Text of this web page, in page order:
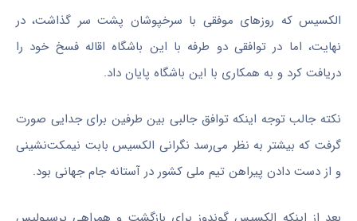
الکسیس که روز‌های موفقی با سرخپوشان پشت سر گذاشت، در
نهایت، اما در توافقی دو طرفه با این باشگاه اقاله فسخ خود را
دریافت کرد و به همکاری با این باشگاه پایان داد.
نکته جالب توجه اینکه توافق جالبی بین طرفین برای جدایی صورت
گرفت که بیشتر به نظر می‌رسد نگرانی الکسیس بابت نیمکت‌نشینی
و از دست دادن پیراهن تیم ملی کشور در آستانه جام جهانی بود.